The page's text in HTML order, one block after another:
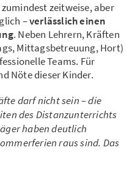
zeitweise, aber
–verlässlich einen
. Neben Lehrern, Kräften
Mittagsbetreuung, Hort)
Teams. Für
Nöte dieser Kinder.
darf nicht sein – die
des Distanzunterrichts
haben deutlich
raus sind. Das